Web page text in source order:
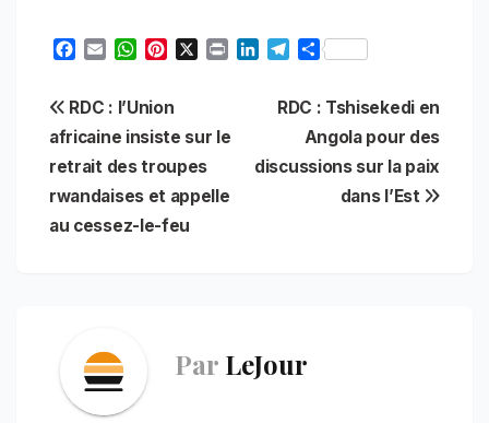
e
b
o
o
k
l
W
t
s
A
p
p
t
e
r
e
s
t
t
d
I
e
r
a
S
r
e
Navigation
de
l’article
RDC : Tshisekedi en
Angola pour des
discussions sur la paix
dans l’Est
RDC : l’Union
africaine insiste sur le
retrait des troupes
rwandaises et appelle
au cessez-le-feu
Par LeJour